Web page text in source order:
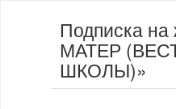
Подписка
МАТЕР
ШКОЛЫ)»